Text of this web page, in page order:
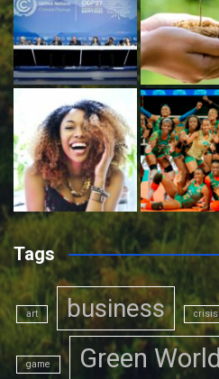
Tags
art business crisis
game Green World